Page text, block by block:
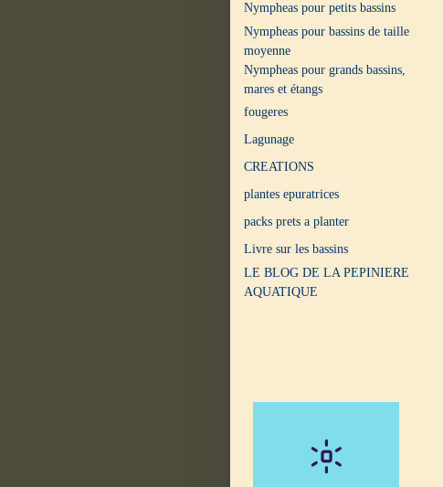
Nympheas pour petits bassins
Nympheas pour bassins de taille
moyenne
Nympheas pour grands bassins,
mares et étangs
fougeres
Lagunage
CREATIONS
plantes epuratrices
packs prets a planter
Livre sur les bassins
LE BLOG DE LA PEPINIERE
AQUATIQUE